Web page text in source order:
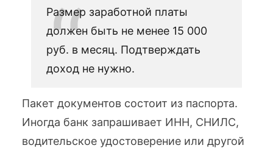
Размер заработной платы
должен быть не менее 15 000
руб. в месяц. Подтверждать
доход не нужно.
Пакет документов состоит из паспорта.
Иногда банк запрашивает ИНН, СНИЛС,
водительское удостоверение или другой